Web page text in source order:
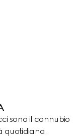
sono il connubio
quotidiana.